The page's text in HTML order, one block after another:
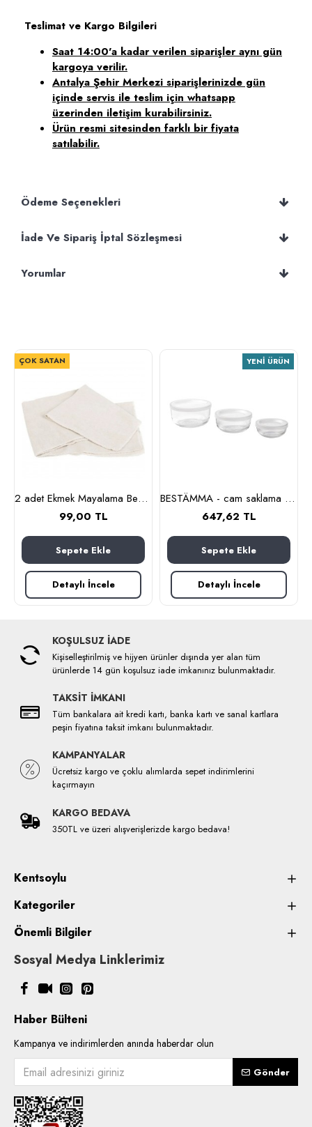
Teslimat ve Kargo Bilgileri
Saat 14:00'a kadar verilen siparişler aynı gün
kargoya verilir.
Antalya Şehir Merkezi siparişlerinizde gün
içinde servis ile teslim için whatsapp
üzerinden iletişim kurabilirsiniz.
Ürün resmi sitesinden farklı bir fiyata
satılabilir.
Ödeme Seçenekleri
İade Ve Sipariş İptal Sözleşmesi
Yorumlar
ÇOK SATAN
2 adet Ekmek Mayalama Bezi 50x70 cm, %100 Pamuk Amerikan Pasa Bezi
99,00 TL
Sepete Ekle
Detaylı İncele
YENI ÜRÜN
BESTÄMMA - cam saklama kabı seti (cam)
647,62 TL
Sepete Ekle
Detaylı İncele
KOŞULSUZ İADE
Kişiselleştirilmiş ve hijyen ürünler dışında yer alan tüm
ürünlerde 14 gün koşulsuz iade imkanınız bulunmaktadır.
TAKSİT İMKANI
Tüm bankalara ait kredi kartı, banka kartı ve sanal kartlara
peşin fiyatına taksit imkanı bulunmaktadır.
KAMPANYALAR
Ücretsiz kargo ve çoklu alımlarda sepet indirimlerini
kaçırmayın
KARGO BEDAVA
350TL ve üzeri alışverişlerizde kargo bedava!
Kentsoylu
Kategoriler
Önemli Bilgiler
Sosyal Medya Linklerimiz
Haber Bülteni
Kampanya ve indirimlerden anında haberdar olun
Gönder